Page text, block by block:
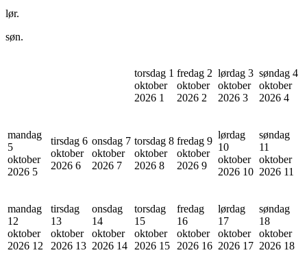
lør.
søn.
torsdag 1
oktober
2026 1
fredag 2
oktober
2026 2
lørdag 3
oktober
2026 3
søndag 4
oktober
2026 4
mandag
5
oktober
2026 5
tirsdag 6
oktober
2026 6
onsdag 7
oktober
2026 7
torsdag 8
oktober
2026 8
fredag 9
oktober
2026 9
lørdag
10
oktober
2026 10
søndag
11
oktober
2026 11
mandag
12
oktober
2026 12
tirsdag
13
oktober
2026 13
onsdag
14
oktober
2026 14
torsdag
15
oktober
2026 15
fredag
16
oktober
2026 16
lørdag
17
oktober
2026 17
søndag
18
oktober
2026 18